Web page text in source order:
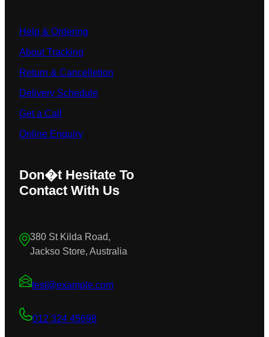
Help & Ordering
About Tracking
Return & Cancelletion
Delivery Schedule
Get a Call
Online Enquiry
Don�t Hesitate To
Contact With Us
380 St Kilda Road,
Jackso Store, Australia
test@example.com
012 324 45698